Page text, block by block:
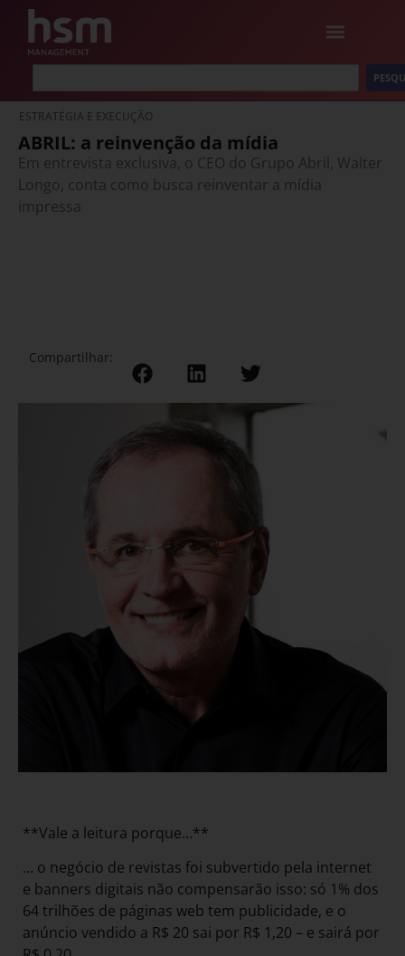
ESTRATÉGIA E EXECUÇÃO
ABRIL: a reinvenção da mídia
Em entrevista exclusiva, o CEO do Grupo Abril, Walter
Longo, conta como busca reinventar a mídia
impressa
Compartilhar:
**Vale a leitura porque…**
… o negócio de revistas foi subvertido pela internet
e banners digitais não compensarão isso: só 1% dos
64 trilhões de páginas web tem publicidade, e o
anúncio vendido a R$ 20 sai por R$ 1,20 – e sairá por